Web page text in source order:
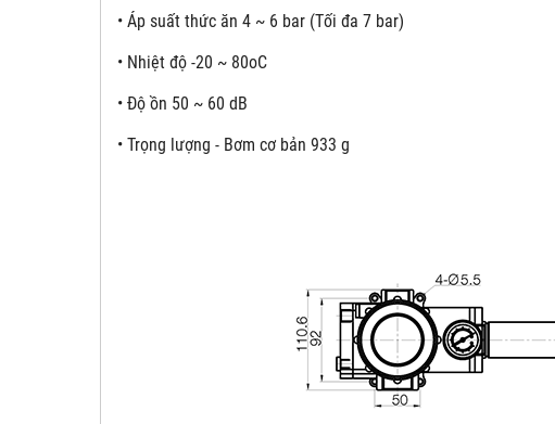
• Áp suất thức ăn 4 ~ 6 bar (Tối đa 7 bar)
• Nhiệt độ -20 ~ 80oC
• Độ ồn 50 ~ 60 dB
• Trọng lượng - Bơm cơ bản 933 g